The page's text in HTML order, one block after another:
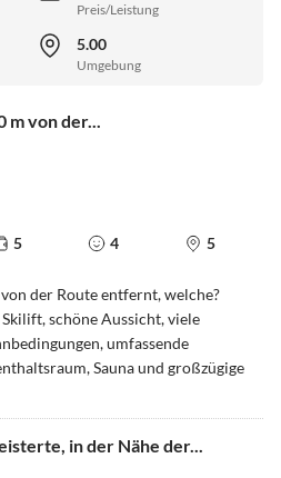
Preis/Leistung
5.00
Umgebung
m von der...
5 4 5
der Route entfernt, welche?
schöne Aussicht, viele
umfassende
Sauna und großzügige
in der Nähe der...